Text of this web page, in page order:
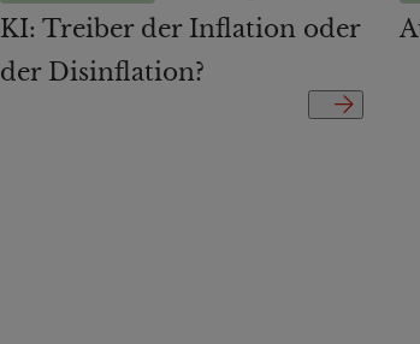
KI: Treiber der Inflation oder
der Disinflation?